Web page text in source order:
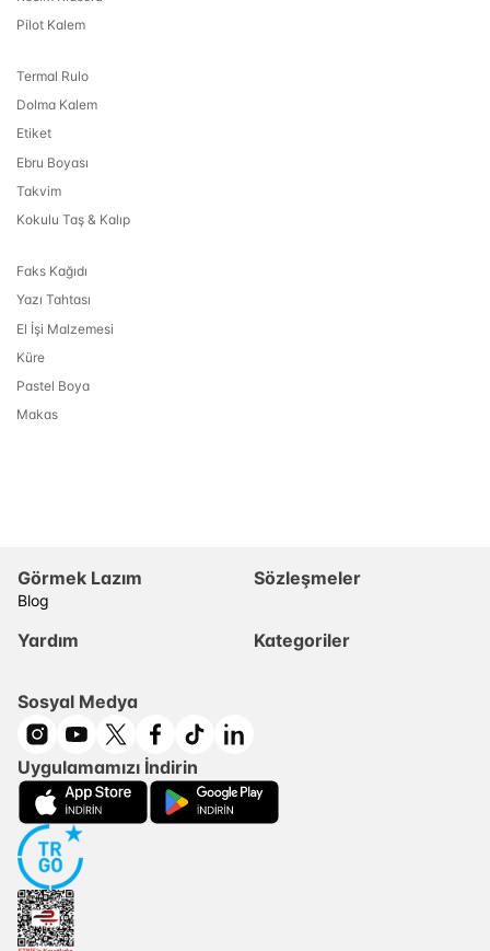
Pilot Kalem
Termal Rulo
Dolma Kalem
Etiket
Ebru Boyası
Takvim
Kokulu Taş & Kalıp
Faks Kağıdı
Yazı Tahtası
El İşi Malzemesi
Küre
Pastel Boya
Makas
Görmek Lazım
Blog
Sözleşmeler
Yardım Kategoriler
Sosyal Medya
Uygulamamızı İndirin